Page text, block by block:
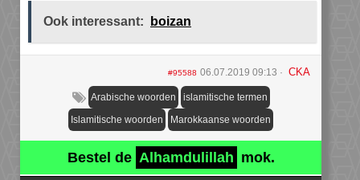
Ook interessant: boizan
#95588 06.07.2019 09:13 CKA
Arabische woorden islamitische termen
Islamitische woorden Marokkaanse woorden
Bestel de Alhamdulillah mok.